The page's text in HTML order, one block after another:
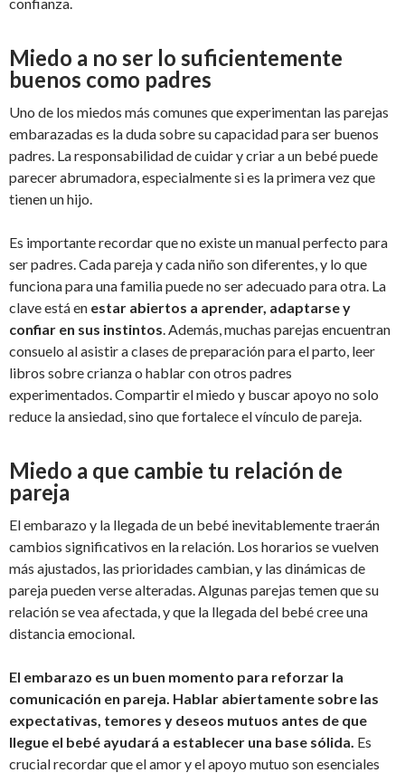
Miedo a no ser lo suficientemente
buenos como padres
Uno de los miedos más comunes que experimentan las parejas
embarazadas es la duda sobre su capacidad para ser buenos
padres. La responsabilidad de cuidar y criar a un bebé puede
parecer abrumadora, especialmente si es la primera vez que
tienen un hijo.
Es importante recordar que no existe un manual perfecto para
ser padres. Cada pareja y cada niño son diferentes, y lo que
funciona para una familia puede no ser adecuado para otra. La
clave está en estar abiertos a aprender, adaptarse y
confiar en sus instintos . Además, muchas parejas encuentran
consuelo al asistir a clases de preparación para el parto, leer
libros sobre crianza o hablar con otros padres
experimentados. Compartir el miedo y buscar apoyo no solo
reduce la ansiedad, sino que fortalece el vínculo de pareja.
Miedo a que cambie tu relación de
pareja
El embarazo y la llegada de un bebé inevitablemente traerán
cambios significativos en la relación. Los horarios se vuelven
más ajustados, las prioridades cambian, y las dinámicas de
pareja pueden verse alteradas. Algunas parejas temen que su
relación se vea afectada, y que la llegada del bebé cree una
distancia emocional.
El embarazo es un buen momento para reforzar la
comunicación en pareja. Hablar abiertamente sobre las
expectativas, temores y deseos mutuos antes de que
llegue el bebé ayudará a establecer una base sólida. Es
crucial recordar que el amor y el apoyo mutuo son esenciales